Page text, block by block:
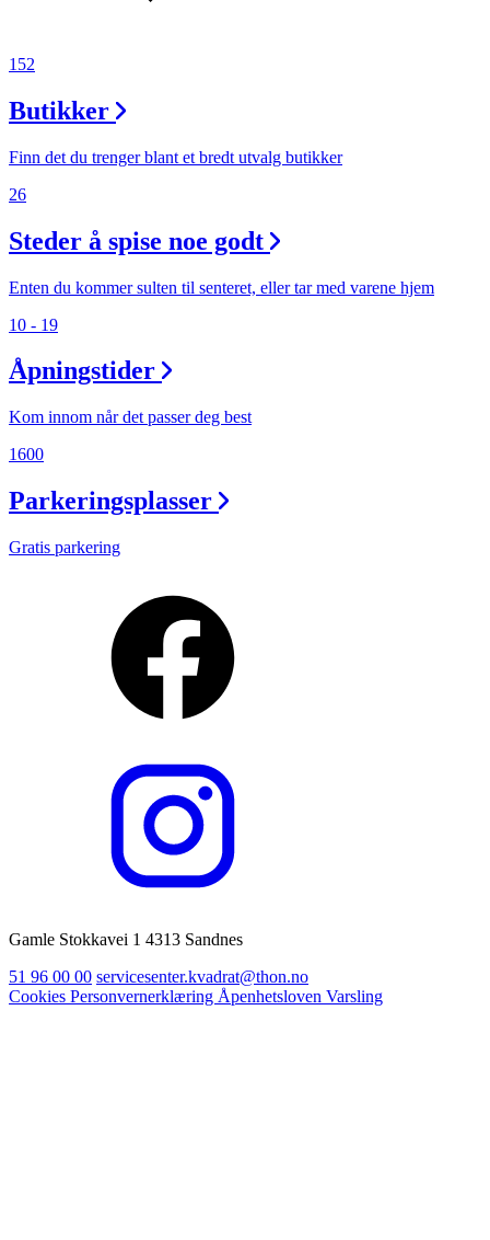
152
Butikker
Finn det du trenger blant et bredt utvalg butikker
26
Steder å spise noe godt
Enten du kommer sulten til senteret, eller tar med varene hjem
10 - 19
Åpningstider
Kom innom når det passer deg best
1600
Parkeringsplasser
Gratis parkering
Gamle Stokkavei 1 4313 Sandnes
51 96 00 00 servicesenter.kvadrat@thon.no
Cookies Personvernerklæring Åpenhetsloven Varsling